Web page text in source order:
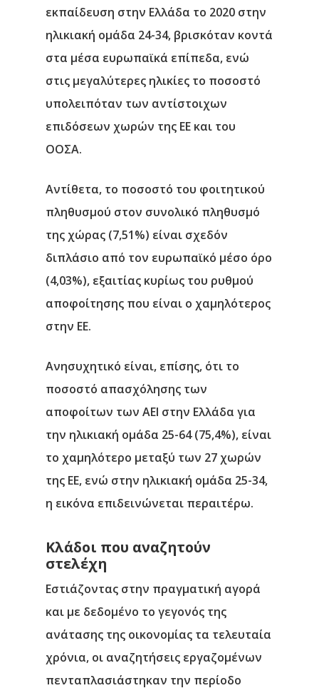
εκπαίδευση στην Ελλάδα το 2020 στην
ηλικιακή ομάδα 24-34, βρισκόταν κοντά
στα μέσα ευρωπαϊκά επίπεδα, ενώ
στις μεγαλύτερες ηλικίες το ποσοστό
υπολειπόταν των αντίστοιχων
επιδόσεων χωρών της ΕΕ και του
ΟΟΣΑ.
Αντίθετα, το ποσοστό του φοιτητικού
πληθυσμού στον συνολικό πληθυσμό
της χώρας (7,51%) είναι σχεδόν
διπλάσιο από τον ευρωπαϊκό μέσο όρο
(4,03%), εξαιτίας κυρίως του ρυθμού
αποφοίτησης που είναι ο χαμηλότερος
στην ΕΕ.
Ανησυχητικό είναι, επίσης, ότι το
ποσοστό απασχόλησης των
αποφοίτων των ΑΕΙ στην Ελλάδα για
την ηλικιακή ομάδα 25-64 (75,4%), είναι
το χαμηλότερο μεταξύ των 27 χωρών
της ΕΕ, ενώ στην ηλικιακή ομάδα 25-34,
η εικόνα επιδεινώνεται περαιτέρω.
Κλάδοι που αναζητούν
στελέχη
Εστιάζοντας στην πραγματική αγορά
και με δεδομένο το γεγονός της
ανάτασης της οικονομίας τα τελευταία
χρόνια, οι αναζητήσεις εργαζομένων
πενταπλασιάστηκαν την περίοδο
Αρχική
Υπηρεσίες